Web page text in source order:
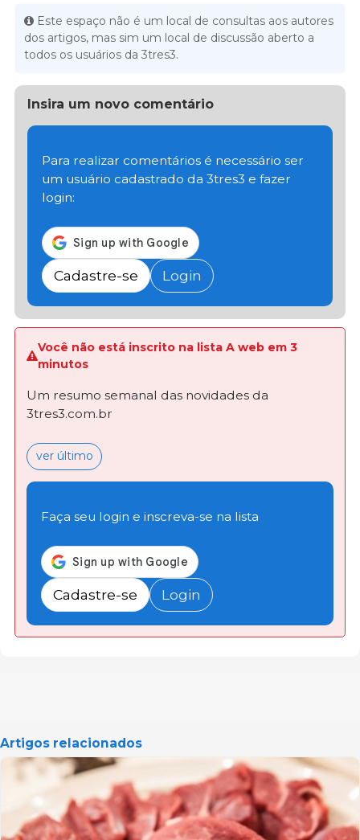
Este espaço não é um local de consultas aos autores
dos artigos, mas sim um local de discussão aberto a
todos os usuários da 3tres3.
Insira um novo comentário
Para realizar comentários é necessário ser
um usuário cadastrado da 3tres3 e fazer
login:
Cadastre-se Login
Você não está inscrito na lista A web em 3
minutos
Um resumo semanal das novidades da
3tres3.com.br
ver último
Faça seu login e inscreva-se na lista
Cadastre-se Login
Artigos relacionados